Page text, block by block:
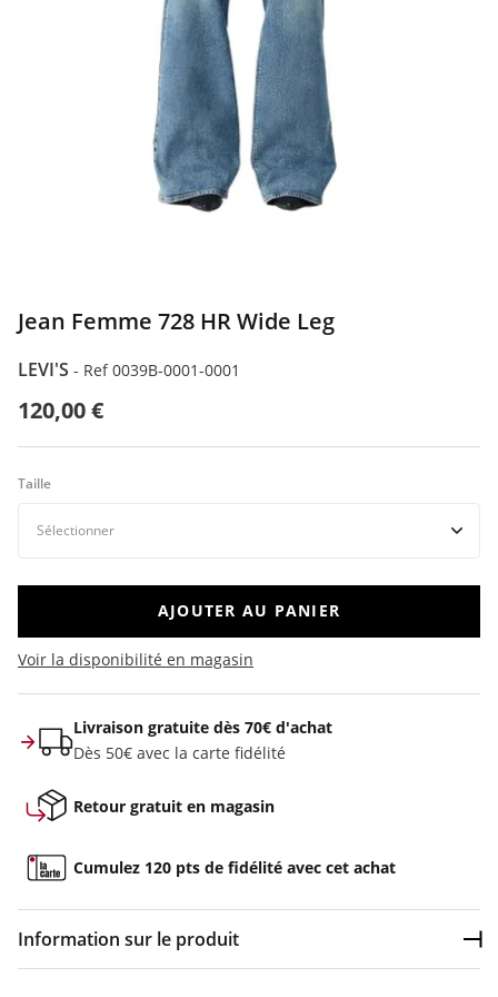
Jean Femme 728 HR Wide Leg
LEVI'S - Ref 0039B-0001-0001
120,00 €
Taille
AJOUTER AU PANIER
Voir la disponibilité en magasin
Livraison gratuite dès 70€ d'achat
Dès 50€ avec la carte fidélité
Retour gratuit en magasin
Cumulez 120 pts de fidélité avec cet achat
Information sur le produit